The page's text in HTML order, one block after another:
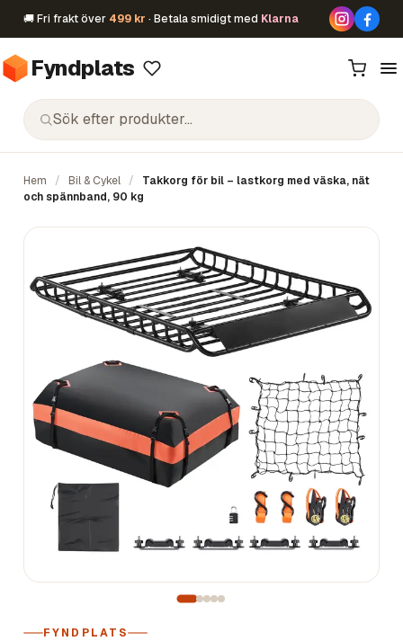
🚚 Fri frakt över 499 kr · Betala smidigt med Klarna
Fyndplats
Hem / Bil & Cykel /
Takkorg för bil – lastkorg med väska, nät
och spännband, 90 kg
FYNDPLATS